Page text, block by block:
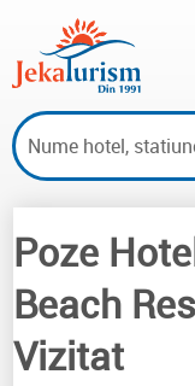
Hoteluri vizitate
Poze
Beach
Vizitat